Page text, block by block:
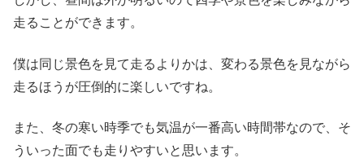
走ることができます。
僕は同じ景色を見て走るよりかは、変わる景色を見ながら
走るほうが圧倒的に楽しいですね。
また、冬の寒い時季でも気温が一番高い時間帯なので、そ
ういった面でも走りやすいと思います。